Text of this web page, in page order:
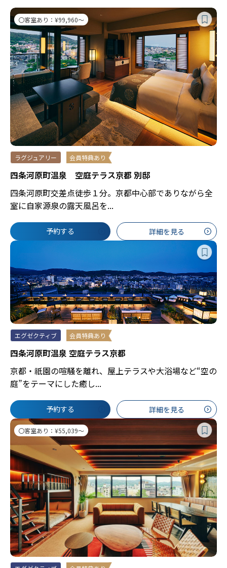
〇客室あり：¥99,960～
ラグジュアリー 会員特典あり
四条河原町温泉 空庭テラス京都 別邸
四条河原町交差点徒歩１分。京都中心部でありながら全
室に自家源泉の露天風呂を...
予約する 詳細を見る
エグゼクティブ 会員特典あり
四条河原町温泉 空庭テラス京都
京都・祇園の喧騒を離れ、屋上テラスや大浴場など“空の
庭”をテーマにした癒し...
予約する 詳細を見る
〇客室あり：¥55,039～